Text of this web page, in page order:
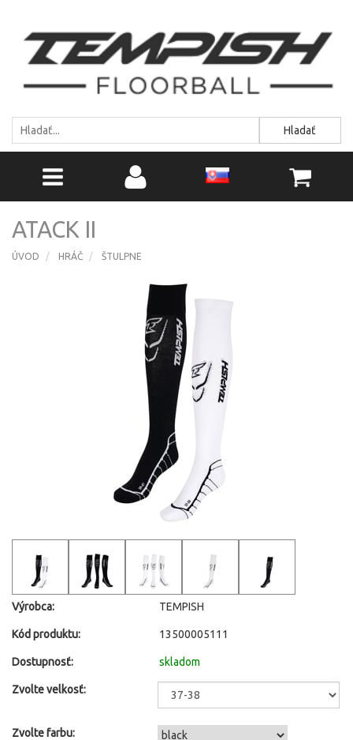
Hladať
ATACK II
ÚVOD HRÁČ ŠTULPNE
Výrobca: TEMPISH
Kód produktu: 13500005111
Dostupnosť: skladom
Zvolte velkosť:
Zvolte farbu: